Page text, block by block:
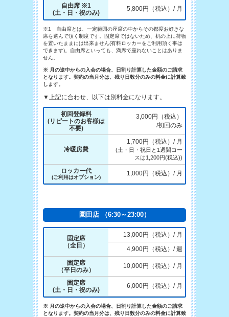
自由席 ※1
(土・日・祝のみ)
5,800円（税込）/ 月
※1 自由席とは、一定範囲の座席の中からその都度お好きな
席を選んで頂く制度です。固定席ではないため、机の上に荷物
を置いたままには出来ません(有料ロッカーをご利用頂く事は
できます)。自由席といっても、満席で座れないことはありま
せん。
※ 月の途中からの入会の場合、日割り計算した金額のご請求
となります。契約の当月分は、残り日数分のみの料金に計算致
します。
▼上記に合わせ、以下は別料金になります。
初回登録料
(リピートのお客様は
不要)
3,000円（税込）
/初回のみ
冷暖房費
1,700円（税込）/ 月
(土・日・祝日と1週間コー
スは1,200円(税込))
ロッカー代
(ご利用はオプション)
1,000円（税込）/ 月
園田店 （6:30～23:00）
固定席
（全日）
13,000円（税込）/ 月
4,900円（税込）/ 週
固定席
（平日のみ）
10,000円（税込）/ 月
固定席
(土・日・祝のみ)
6,000円（税込）/ 月
※ 月の途中からの入会の場合、日割り計算した金額のご請求
となります。契約の当月分は、残り日数分のみの料金に計算致